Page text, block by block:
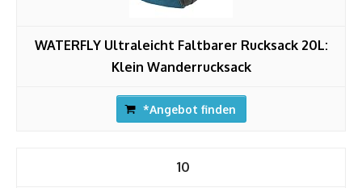
WATERFLY Ultraleicht Faltbarer Rucksack 20L:
Klein Wanderrucksack
*Angebot finden
10